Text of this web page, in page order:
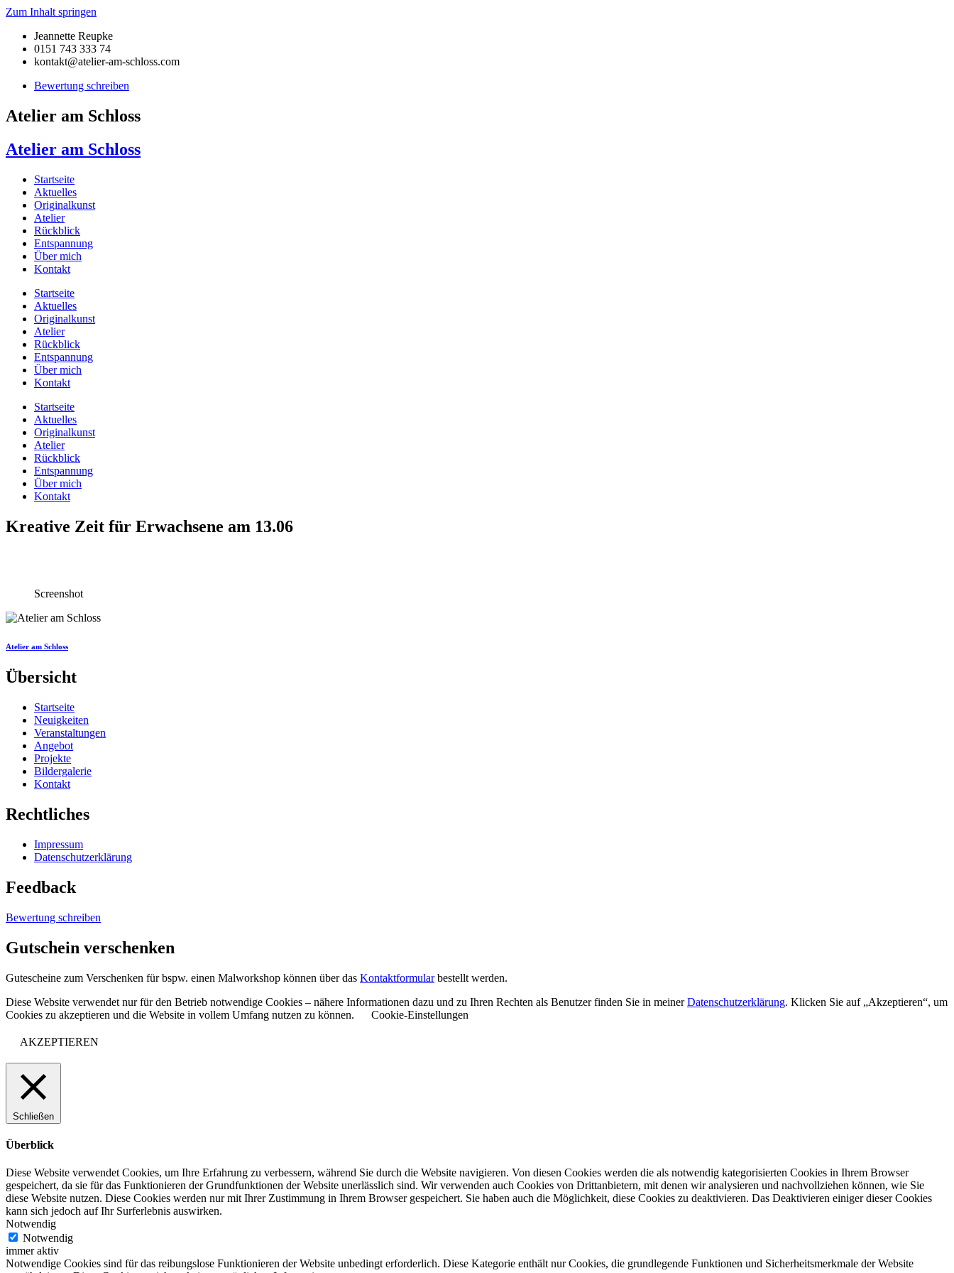
Zum Inhalt springen
Jeannette Reupke
0151 743 333 74
kontakt@atelier-am-schloss.com
Bewertung schreiben
Atelier am Schloss
Atelier am Schloss
Startseite
Aktuelles
Originalkunst
Atelier
Rückblick
Entspannung
Über mich
Kontakt
Startseite
Aktuelles
Originalkunst
Atelier
Rückblick
Entspannung
Über mich
Kontakt
Startseite
Aktuelles
Originalkunst
Atelier
Rückblick
Entspannung
Über mich
Kontakt
Kreative Zeit für Erwachsene am 13.06
Screenshot
Atelier am Schloss
Übersicht
Startseite
Neuigkeiten
Veranstaltungen
Angebot
Projekte
Bildergalerie
Kontakt
Rechtliches
Impressum
Datenschutzerklärung
Feedback
Bewertung schreiben
Gutschein verschenken
Gutescheine zum Verschenken für bspw. einen Malworkshop können über das Kontaktformularbestellt werden.
Diese Website verwendet nur für den Betrieb notwendige Cookies – nähere Informationen dazu und zu Ihren Rechten als Benutzer finden Sie in meinerDatenschutzerklärung. Klicken Sie auf „Akzeptieren“, um
Cookies zu akzeptieren und die Website in vollem Umfang nutzen zu können.
Cookie-Einstellungen
AKZEPTIEREN
Schließen
Überblick
Diese Website verwendet Cookies, um Ihre Erfahrung zu verbessern, während Sie durch die Website navigieren. Von diesen Cookies werden die als notwendig kategorisierten Cookies in Ihrem Browser
gespeichert, da sie für das Funktionieren der Grundfunktionen der Website unerlässlich sind. Wir verwenden auch Cookies von Drittanbietern, mit denen wir analysieren und nachvollziehen können, wie Sie
diese Website nutzen. Diese Cookies werden nur mit Ihrer Zustimmung in Ihrem Browser gespeichert. Sie haben auch die Möglichkeit, diese Cookies zu deaktivieren. Das Deaktivieren einiger dieser Cookies
kann sich jedoch auf Ihr Surferlebnis auswirken.
Notwendig
Notwendig
immer aktiv
Notwendige Cookies sind für das reibungslose Funktionieren der Website unbedingt erforderlich. Diese Kategorie enthält nur Cookies, die grundlegende Funktionen und Sicherheitsmerkmale der Website